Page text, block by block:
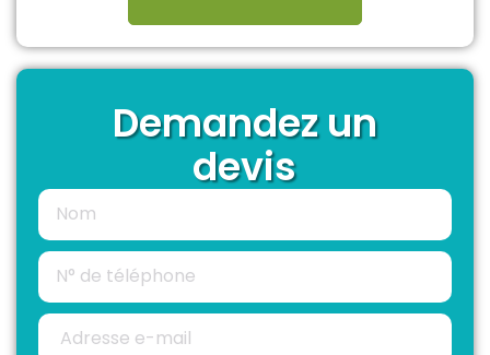
Demandez un
devis